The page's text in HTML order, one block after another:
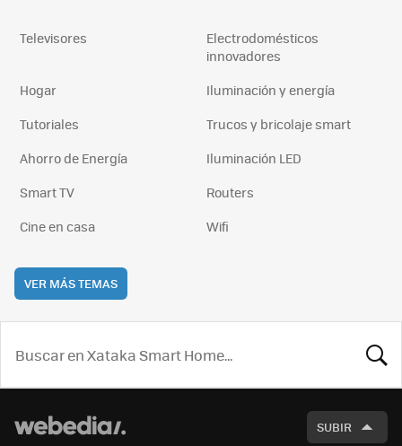
Televisores
Electrodomésticos
innovadores
Hogar
Iluminación y energía
Tutoriales
Trucos y bricolaje smart
Ahorro de Energía
Iluminación LED
Smart TV
Routers
Cine en casa
Wifi
VER MÁS TEMAS
SUBIR